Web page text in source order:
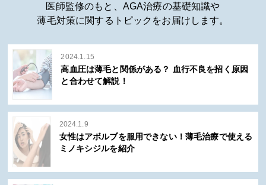
医師監修のもと、AGA治療の基礎知識や
薄毛対策に関するトピックをお届けします。
2024.1.15
高血圧は薄毛と関係がある？ 血行不良を招く原因
と合わせて解説！
2024.1.9
女性はアボルブを服用できない！薄毛治療で使える
ミノキシジルを紹介